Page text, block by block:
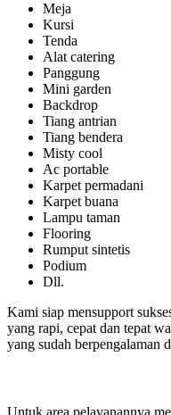
Meja
Kursi
Tenda
Alat catering
Panggung
Mini garden
Backdrop
Tiang antrian
Tiang bendera
Misty cool
Ac portable
Karpet permadani
Karpet buana
Lampu taman
Flooring
Rumput sintetis
Podium
Dll.
Kami siap mensupport
yang rapi, cepat dan tepat
yang sudah berpengalaman